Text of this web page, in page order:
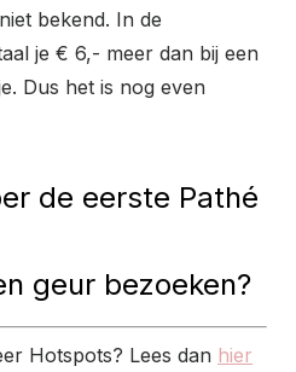
bekend. In de
je € 6,- meer dan bij een
Dus het is nog even
de eerste Pathé
geur bezoeken?
Hotspots? Lees dan hier